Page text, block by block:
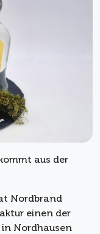
aus der
Nordbrand
einen der
Nordhausen